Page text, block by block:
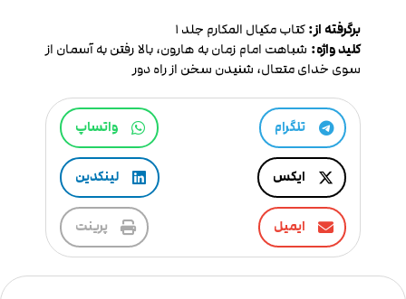
برگرفته از:کتاب مکیال المکارم جلد 1
کلید واژه: شباهت امام زمان به هارون، بالا رفتن به آسمان از
سوی خدای متعال، شنیدن سخن از راه دور
تلگرام واتساپ
ایکس لینکدین
ایمیل پرینت